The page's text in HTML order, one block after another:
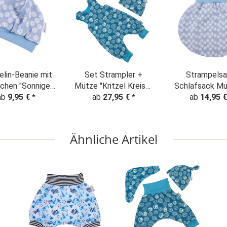
Beanie mit
"Sonnige
hellblau
9,95 € *
Set Strampler +
Mütze "Kritzel Kreise"
babyblau
ab 27,95 € *
Schlafsack
"Sonnige
ab 14,95
Ähnliche Artikel